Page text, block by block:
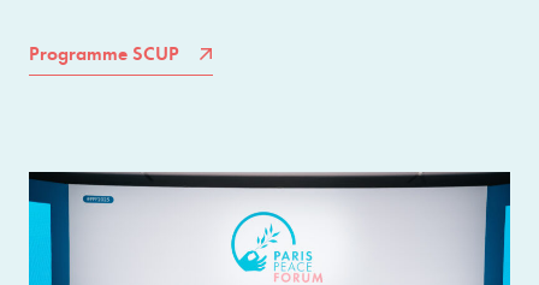
Programme SCUP